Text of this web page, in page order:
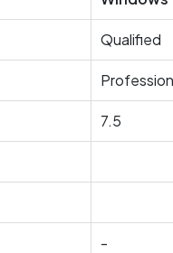
Qualified
7.5
-